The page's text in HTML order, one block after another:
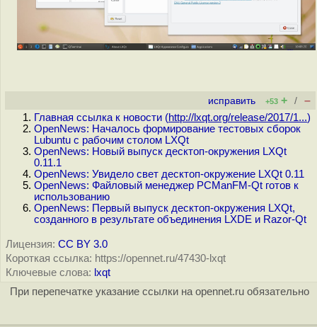
исправить +53 + / –
Главная ссылка к новости (http://lxqt.org/release/2017/1...)
OpenNews: Началось формирование тестовых сборок
Lubuntu с рабочим столом LXQt
OpenNews: Новый выпуск десктоп-окружения LXQt
0.11.1
OpenNews: Увидело свет десктоп-окружение LXQt 0.11
OpenNews: Файловый менеджер PCManFM-Qt готов к
использованию
OpenNews: Первый выпуск десктоп-окружения LXQt,
созданного в результате объединения LXDE и Razor-Qt
Лицензия: CC BY 3.0
Короткая ссылка: https://opennet.ru/47430-lxqt
Ключевые слова: lxqt
При перепечатке указание ссылки на opennet.ru обязательно